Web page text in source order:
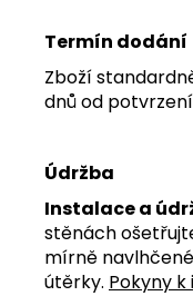
Termín dodání
Zboží
dnů od
Údržba
Instalace a
stěnách
mírně
útěrky. Pokyny